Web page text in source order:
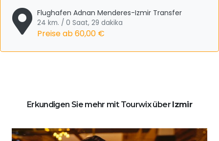
Flughafen Adnan Menderes-Izmir Transfer
24 km. / 0 Saat, 29 dakika
Preise ab60,00 €
Erkundigen Sie mehr mit Tourwix über Izmir